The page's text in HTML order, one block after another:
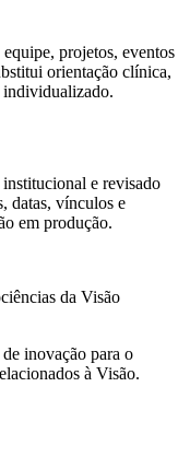
projetos, eventos
orientação clínica,
individualizado.
e revisado
datas, vínculos e
em produção.
da Visão
inovação para o
à Visão.